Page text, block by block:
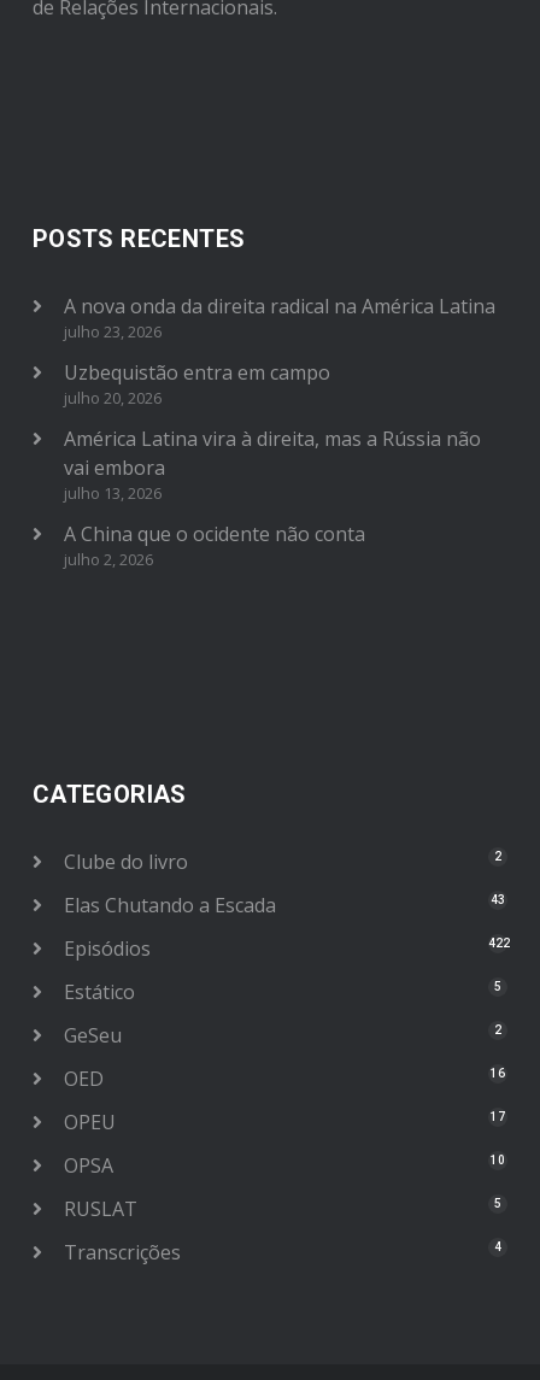
de Relações Internacionais.
POSTS RECENTES
A nova onda da direita radical na América Latina
julho 23, 2026
Uzbequistão entra em campo
julho 20, 2026
América Latina vira à direita, mas a Rússia não
vai embora
julho 13, 2026
A China que o ocidente não conta
julho 2, 2026
CATEGORIAS
Clube do livro 2
Elas Chutando a Escada 43
Episódios 422
Estático 5
GeSeu 2
OED 16
OPEU 17
OPSA 10
RUSLAT 5
Transcrições 4